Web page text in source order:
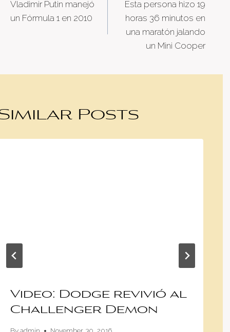
navigation
Vladimir Putin manejó
un Fórmula 1 en 2010
Esta persona hizo 19
horas 36 minutos en
una maratón jalando
un Mini Cooper
Posts
Video: Dodge revivió al
Challenger Demon